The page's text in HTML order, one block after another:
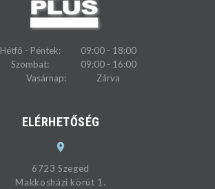
Hétfő - Péntek:
09:00 - 18:00
Szombat:
09:00 - 16:00
Vasárnap:
Zárva
ELÉRHETŐSÉG
6723 Szeged
Makkosházi körút 1.